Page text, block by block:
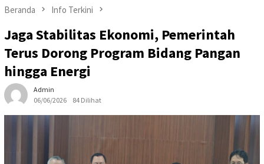
Beranda Info Terkini
Jaga Stabilitas Ekonomi, Pemerintah
Terus Dorong Program Bidang Pangan
hingga Energi
Admin
06/06/2026
84 Dilihat